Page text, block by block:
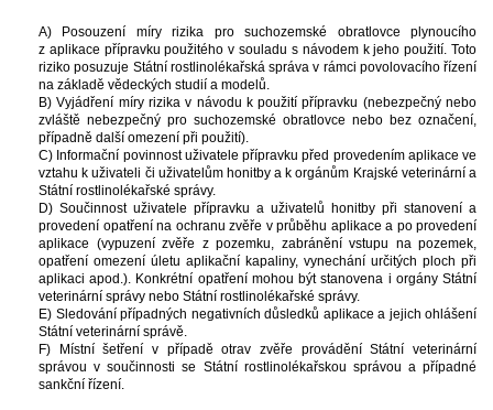
A) Posouzení míry rizika pro suchozemské obratlovce plynoucího
z aplikace přípravku použitého v souladu s návodem k jeho použití. Toto
riziko posuzuje Státní rostlinolékařská správa v rámci povolovacího řízení
na základě vědeckých studií a modelů.
B) Vyjádření míry rizika v návodu k použití přípravku (nebezpečný nebo
zvláště nebezpečný pro suchozemské obratlovce nebo bez označení,
případně další omezení při použití).
C) Informační povinnost uživatele přípravku před provedením aplikace ve
vztahu k uživateli či uživatelům honitby a k orgánům Krajské veterinární a
Státní rostlinolékařské správy.
D) Součinnost uživatele přípravku a uživatelů honitby při stanovení a
provedení opatření na ochranu zvěře v průběhu aplikace a po provedení
aplikace (vypuzení zvěře z pozemku, zabránění vstupu na pozemek,
opatření omezení úletu aplikační kapaliny, vynechání určitých ploch při
aplikaci apod.). Konkrétní opatření mohou být stanovena i orgány Státní
veterinární správy nebo Státní rostlinolékařské správy.
E) Sledování případných negativních důsledků aplikace a jejich ohlášení
Státní veterinární správě.
F) Místní šetření v případě otrav zvěře provádění Státní veterinární
právou v součinnosti se Státní rostlinolékařskou správou a případné
ankční řízení.